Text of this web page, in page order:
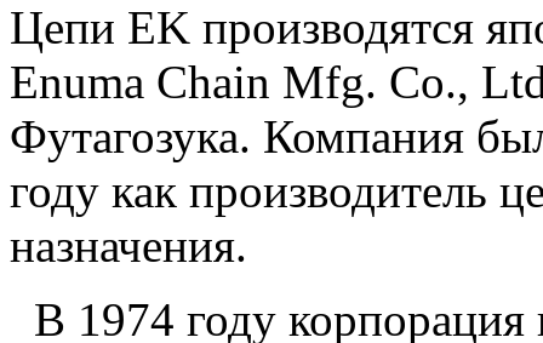
Цепи EK производятся
Enuma Chain Mfg. Co.,
Футагозука. Компания
году как производитель
назначения.
В 1974 году корпорация